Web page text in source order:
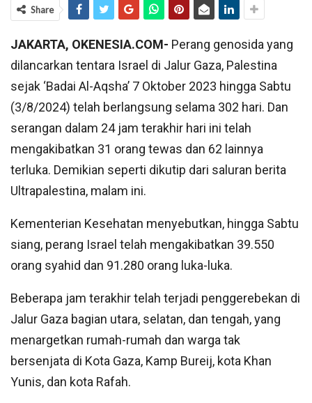
Share
JAKARTA, OKENESIA.COM- Perang genosida yang
dilancarkan tentara Israel di Jalur Gaza, Palestina
sejak ‘Badai Al-Aqsha’ 7 Oktober 2023 hingga Sabtu
(3/8/2024) telah berlangsung selama 302 hari. Dan
serangan dalam 24 jam terakhir hari ini telah
mengakibatkan 31 orang tewas dan 62 lainnya
terluka. Demikian seperti dikutip dari saluran berita
Ultrapalestina, malam ini.
Kementerian Kesehatan menyebutkan, hingga Sabtu
siang, perang Israel telah mengakibatkan 39.550
orang syahid dan 91.280 orang luka-luka.
Beberapa jam terakhir telah terjadi penggerebekan di
Jalur Gaza bagian utara, selatan, dan tengah, yang
menargetkan rumah-rumah dan warga tak
bersenjata di Kota Gaza, Kamp Bureij, kota Khan
Yunis, dan kota Rafah.